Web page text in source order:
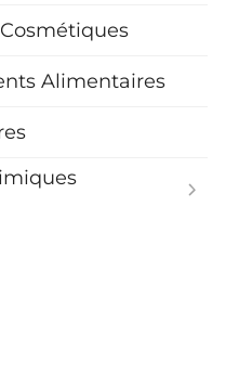
Alimentaires